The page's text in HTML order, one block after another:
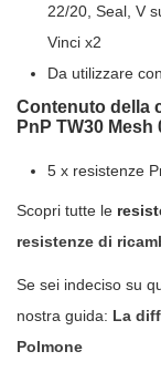
22/20, Seal, V
Vinci x2
Da utilizzare
Contenuto della
PnP TW30
5 x resistenze
Scopri tutte le
resistenze di
Se sei indeciso su
nostra guida: La
Polmone